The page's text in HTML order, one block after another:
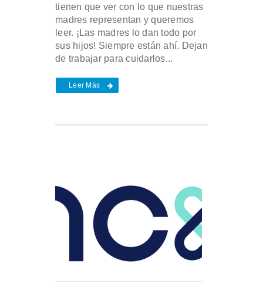
tienen que ver con lo que nuestras
madres representan y queremos
leer. ¡Las madres lo dan todo por
sus hijos! Siempre están ahí. Dejan
de trabajar para cuidarlos...
Leer Más